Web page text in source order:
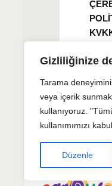
Gizliliğinize
Tarama
veya içerik
kullanıyoruz.
kullanımımızı
Düzenle